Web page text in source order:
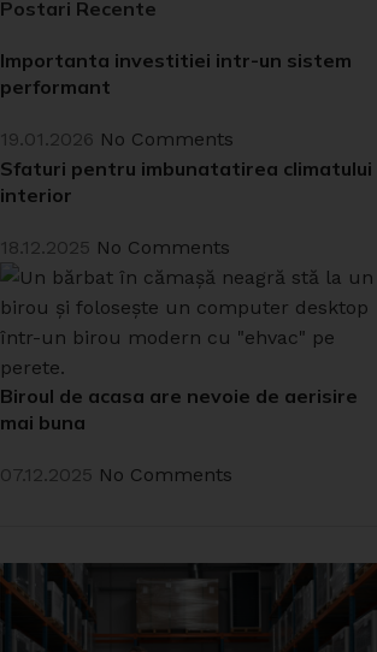
Postari Recente
Importanta investitiei intr-un sistem
performant
19.01.2026 No Comments
Sfaturi pentru imbunatatirea climatului
interior
18.12.2025 No Comments
Biroul de acasa are nevoie de aerisire
mai buna
07.12.2025 No Comments